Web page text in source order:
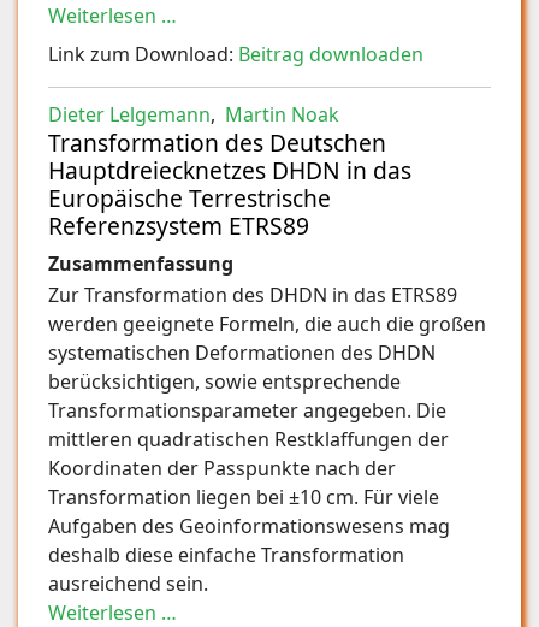
Weiterlesen …
Link zum Download: Beitrag downloaden
Dieter Lelgemann, Martin Noak
Transformation des Deutschen
Hauptdreiecknetzes DHDN in das
Europäische Terrestrische
Referenzsystem ETRS89
Zusammenfassung
Zur Transformation des DHDN in das ETRS89
werden geeignete Formeln, die auch die großen
systematischen Deformationen des DHDN
berücksichtigen, sowie entsprechende
Transformationsparameter angegeben. Die
mittleren quadratischen Restklaffungen der
Koordinaten der Passpunkte nach der
Transformation liegen bei ±10 cm. Für viele
Aufgaben des Geoinformationswesens mag
deshalb diese einfache Transformation
ausreichend sein.
Weiterlesen …